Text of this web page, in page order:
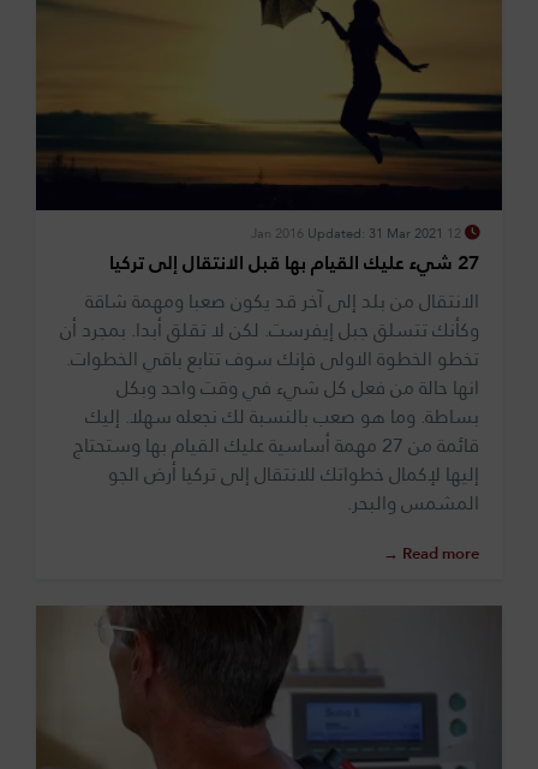
12 Jan 2016
Updated: 31 Mar 2021
27 شيء عليك القيام بها قبل الانتقال إلى تركيا
الانتقال من بلد إلى آخر قد يكون صعبا ومهمة شاقة
وكأنك تتسلق جبل إيفرست. لكن لا تقلق أبدا. بمجرد أن
تخطو الخطوة الاولى فإنك سوف تتابع باقي الخطوات.
انها حالة من فعل كل شيء في وقت واحد وبكل
بساطة. وما هو صعب بالنسبة لك نجعله سهلا. إليك
قائمة من 27 مهمة أساسية عليك القيام بها وستحتاج
إليها لإكمال خطواتك للانتقال إلى تركيا أرض الجو
المشمس والبحر.
Read more →